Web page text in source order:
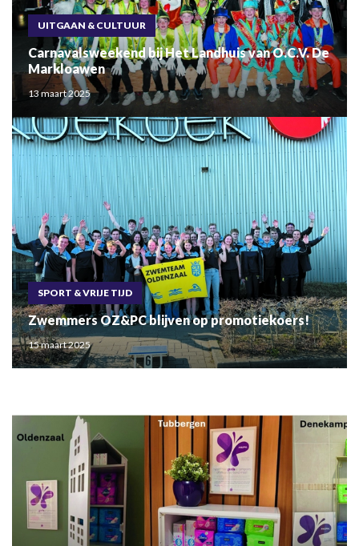
UITGAAN & CULTUUR
Carnavalsweekend bij Het Landhuis van O.C.V. De
Markloawen
13 maart 2025
SPORT & VRIJE TIJD
Zwemmers OZ&PC blijven op promotiekoers!
15 maart 2025